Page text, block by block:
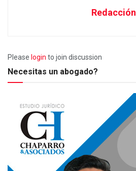
Redacción
Please login to join discussion
Necesitas un abogado?